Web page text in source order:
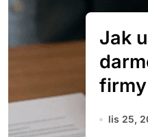
Jak
firmy
lis 25,